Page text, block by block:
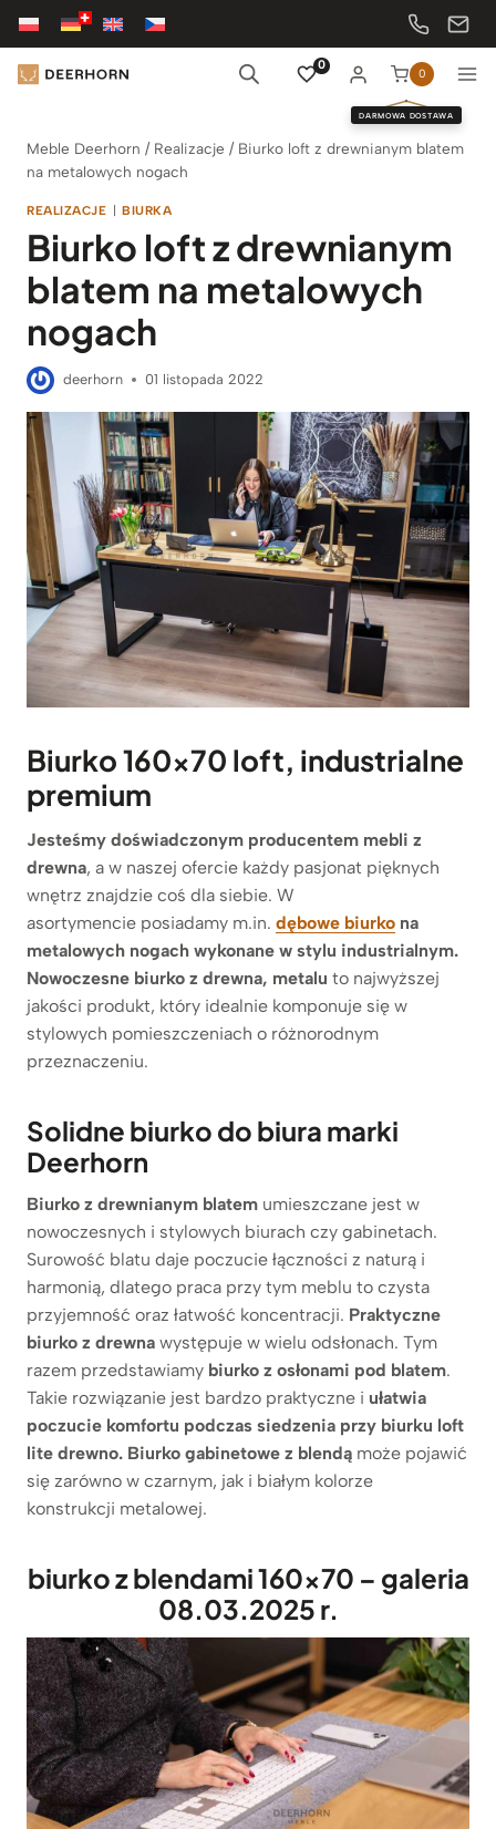
Przejdź
treści
0
0
DARMOWA DOSTAWA
Meble Deerhorn / Realizacje / Biurko loft z drewnianym blatem
na metalowych nogach
REALIZACJE | BIURKA
Biurko loft z drewnianym
blatem na metalowych
nogach
deerhorn 01 listopada 2022
Biurko 160×70 loft, industrialne
premium
Jesteśmy doświadczonym producentem mebli z
drewna, a w naszej ofercie każdy pasjonat pięknych
wnętrz znajdzie coś dla siebie. W
asortymencie posiadamy m.in. dębowe biurko na
metalowych nogach wykonane w stylu industrialnym.
Nowoczesne biurko z drewna, metalu to najwyższej
jakości produkt, który idealnie komponuje się w
stylowych pomieszczeniach o różnorodnym
przeznaczeniu.
Solidne biurko do biura marki
Deerhorn
Biurko z drewnianym blatem umieszczane jest w
nowoczesnych i stylowych biurach czy gabinetach.
Surowość blatu daje poczucie łączności z naturą i
harmonią, dlatego praca przy tym meblu to czysta
przyjemność oraz łatwość koncentracji. Praktyczne
biurko z drewna występuje w wielu odsłonach. Tym
razem przedstawiamy biurko z osłonami pod blatem.
Takie rozwiązanie jest bardzo praktyczne i ułatwia
poczucie komfortu podczas siedzenia przy biurku loft
lite drewno. Biurko gabinetowe z blendą może pojawić
się zarówno w czarnym, jak i białym kolorze
konstrukcji metalowej.
biurko z blendami 160×70 – galeria
08.03.2025 r.